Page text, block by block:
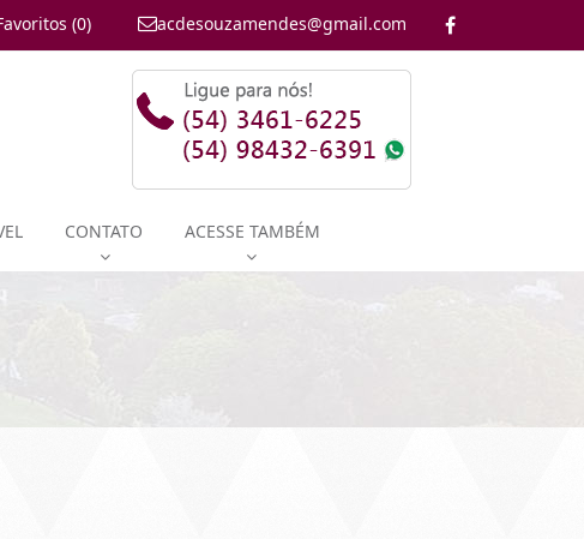
acdesouzamendes@gmail.com
(0)
CONTATO ACESSE TAMBÉM